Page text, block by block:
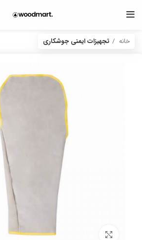
خانه تجهیزات ایمنی جوشکاری
برای بزرگنمایی کلیک کنید